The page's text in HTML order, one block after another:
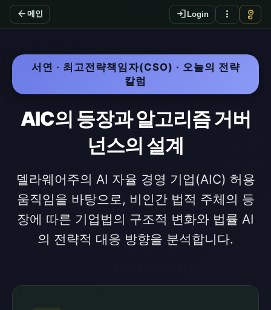
arrow_back 메인 login Login more_vert vpn_key
서연 · 최고전략책임자(CSO) · 오늘의 전략
칼럼
AIC의 등장과 알고리즘 거버
넌스의 설계
델라웨어주의 AI 자율 경영 기업(AIC) 허용
움직임을 바탕으로, 비인간 법적 주체의 등
장에 따른 기업법의 구조적 변화와 법률 AI
의 전략적 대응 방향을 분석합니다.